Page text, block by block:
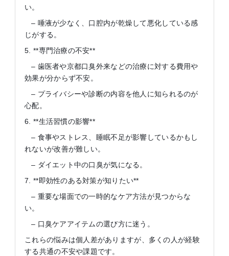
い。
– 唾液が少なく、口腔内が乾燥して悪化している感
じがする。
5. **専門治療の不安**
– 歯医者や京都口臭外来などの治療に対する費用や
効果が分からず不安。
– プライバシーや診断の内容を他人に知られるのが
心配。
6. **生活習慣の影響**
– 食事やストレス、睡眠不足が影響しているかもし
れないが改善が難しい。
– ダイエット中の口臭が気になる。
7. **即効性のある対策が知りたい**
– 重要な場面での一時的なケア方法が見つからな
い。
– 口臭ケアアイテムの選び方に迷う。
これらの悩みは個人差がありますが、多くの人が経験
する共通の不安や課題です。